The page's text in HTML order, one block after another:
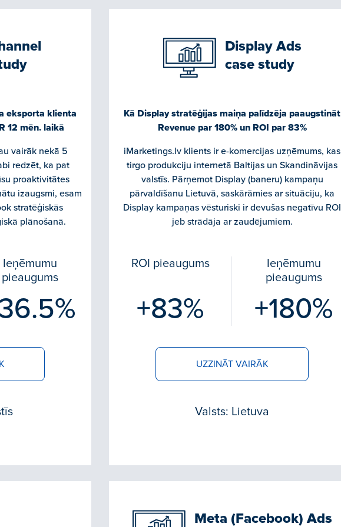
eksporta klienta
12 mēn. laikā
vairāk nekā 5
redzēt, ka pat
proaktivitātes
izaugsmi, esam
stratēģiskās
plānošanā.
Ieņēmumu
pieaugums
Display Ads
case study
Kā Display stratēģijas maiņa palīdzēja paaugstināt
Revenue par 180% un ROI par 83%
iMarketings.lv klients ir e-komercijas uzņēmums, kas
tirgo produkciju internetā Baltijas un Skandināvijas
valstīs. Pārņemot Display (baneru) kampaņu
pārvaldīšanu Lietuvā, saskārāmies ar situāciju, ka
Display kampaņas vēsturiski ir devušas negatīvu ROI
jeb strādāja ar zaudējumiem.
ROI pieaugums
+83%
Ieņēmumu
pieaugums
+180%
UZZINĀT VAIRĀK
Valsts: Lietuva
Meta (Facebook) Ads